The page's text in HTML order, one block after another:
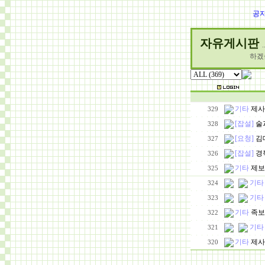
공
자유게시판
하
329 기타 제
328 [잡설] 술
327 [요청] 김
326 [잡설] 경
325 기타 제
324 기타
323 기타
322 기타 족
321 기타
320 기타 제